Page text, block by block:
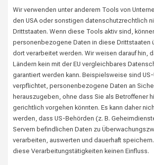
Wir verwenden unter anderem Tools von
den USA oder sonstigen datenschutzrechtlich
Drittstaaten. Wenn diese Tools aktiv sind,
personenbezogene Daten in diese Drittstaaten
dort verarbeitet werden. Wir weisen darauf hin,
Ländern kein mit der EU vergleichbares
garantiert werden kann. Beispielsweise sind
verpflichtet, personenbezogene Daten an
herauszugeben, ohne dass Sie als Betroffener
gerichtlich vorgehen könnten. Es kann daher
werden, dass US-Behörden (z. B.
Servern befindlichen Daten zu
verarbeiten, auswerten und dauerhaft
diese Verarbeitungstätigkeiten keinen Einfluss.